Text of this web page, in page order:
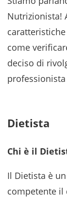
Nutrizionista!
come
deciso di
Dietista
Chi è il
Il Dietista è
competente il